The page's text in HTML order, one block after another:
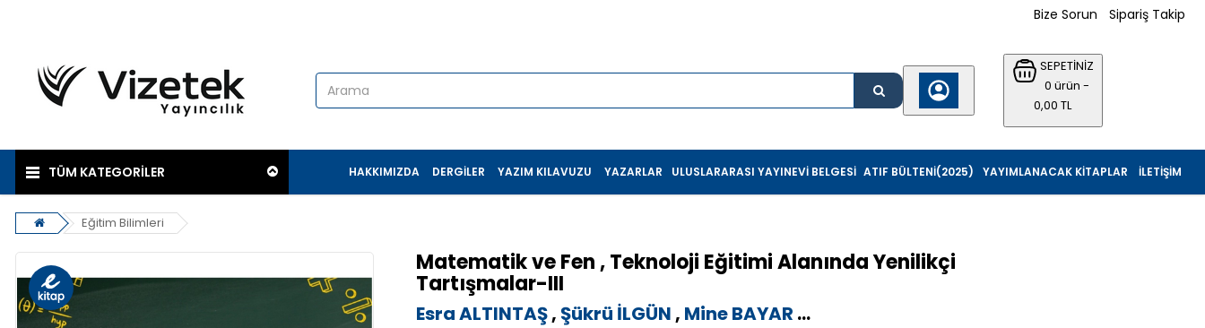
Bize Sorun Sipariş Takip
SEPETİNİZ
0 ürün -
0,00 TL
TÜM KATEGORİLER İLETIŞIM
YAYIMLANACAK KITAPLAR
ATIF BÜLTENI(2025)
ULUSLARARASI YAYINEVI BELGESI
YAZARLAR
YAZIM KILAVUZU
DERGILER
HAKKIMIZDA
Eğitim Bilimleri
Matematik ve Fen , Teknoloji Eğitimi Alanında Yenilikçi
Tartışmalar-III
Esra ALTINTAŞ, Şükrü İLGÜN , Mine BAYAR ...